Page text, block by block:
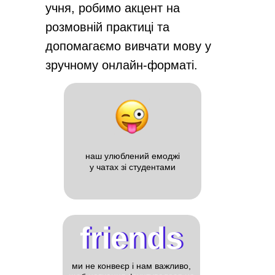
ми не конвеєр і нам важливо,
friends
friends
наш улюблений емоджі
у чатах зі студентами
учня, робимо акцент на
розмовній практиці та
допомагаємо вивчати мову у
зручному онлайн-форматі.